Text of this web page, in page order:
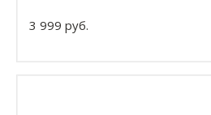
3 999 руб.